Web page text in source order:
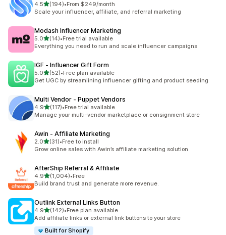
4.5เต็ม 5 ดาว
(194)
ทั้งหมด 194 รีวิว
•From $249/month
Scale your influencer, affiliate, and referral marketing
Modash Influencer Marketing
5.0เต็ม 5 ดาว
(14)
ทั้งหมด 14 รีวิว
•Free trial available
Everything you need to run and scale influencer campaigns
IGF ‑ Influencer Gift Form
5.0เต็ม 5 ดาว
(52)
ทั้งหมด 52 รีวิว
•Free plan available
Get UGC by streamlining influencer gifting and product seeding
Multi Vendor ‑ Puppet Vendors
4.9เต็ม 5 ดาว
(117)
ทั้งหมด 117 รีวิว
•Free trial available
Manage your multi-vendor marketplace or consignment store
Awin ‑ Affiliate Marketing
2.0เต็ม 5 ดาว
(31)
ทั้งหมด 31 รีวิว
•Free to install
Grow online sales with Awin’s affiliate marketing solution
AfterShip Referral & Affiliate
4.9เต็ม 5 ดาว
(1,004)
ทั้งหมด 1004 รีวิว
•Free
Build brand trust and generate more revenue.
Outlink External Links Button
4.9เต็ม 5 ดาว
(142)
ทั้งหมด 142 รีวิว
•Free plan available
Add affiliate links or external link buttons to your store
Built for Shopify